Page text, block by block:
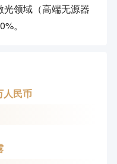
领域（高端无源器
。
人民币